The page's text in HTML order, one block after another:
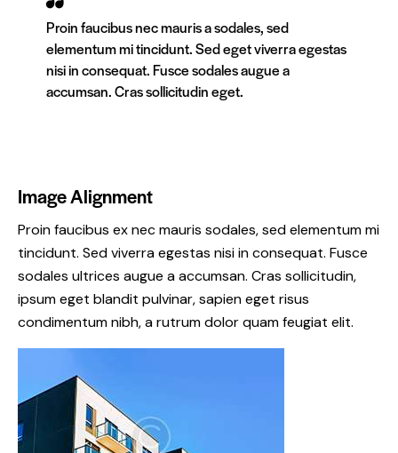
Proin faucibus nec mauris a sodales, sed
elementum mi tincidunt. Sed eget viverra egestas
nisi in consequat. Fusce sodales augue a
accumsan. Cras sollicitudin eget.
Image Alignment
Proin faucibus ex nec mauris sodales, sed elementum mi
tincidunt. Sed viverra egestas nisi in consequat. Fusce
sodales ultrices augue a accumsan. Cras sollicitudin,
ipsum eget blandit pulvinar, sapien eget risus
condimentum nibh, a rutrum dolor quam feugiat elit.